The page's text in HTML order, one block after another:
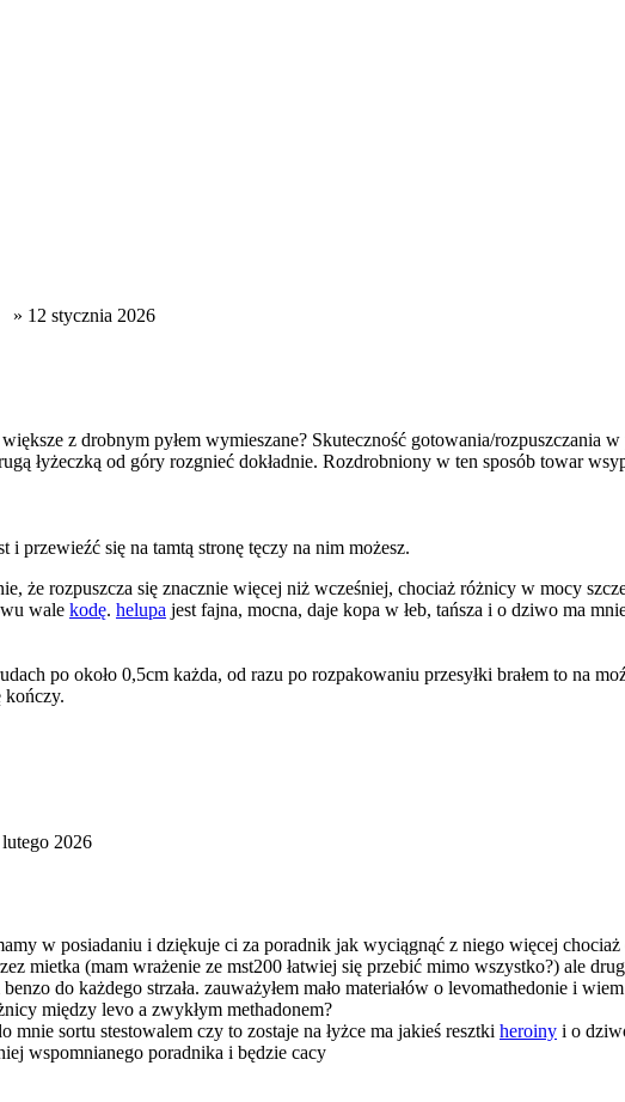
» 12 stycznia 2026
z drobnym pyłem wymieszane? Skuteczność gotowania/rozpuszczania
łyżeczką od góry rozgnieć dokładnie. Rozdrobniony w ten sposób towar
i przewieźć się na tamtą stronę tęczy na nim możesz.
że rozpuszcza się znacznie więcej niż wcześniej, chociaż różnicy w mocy
wale kodę. helupa jest fajna, mocna, daje kopa w łeb, tańsza i o dziwo ma
po około 0,5cm każda, od razu po rozpakowaniu przesyłki brałem to na
kończy.
2026
w posiadaniu i dziękuje ci za poradnik jak wyciągnąć z niego więcej
mietka (mam wrażenie ze mst200 łatwiej się przebić mimo wszystko?) ale
do każdego strzała. zauważyłem mało materiałów o levomathedonie i
między levo a zwykłym methadonem?
sortu stestowalem czy to zostaje na łyżce ma jakieś resztki heroiny i o
wspomnianego poradnika i będzie cacy